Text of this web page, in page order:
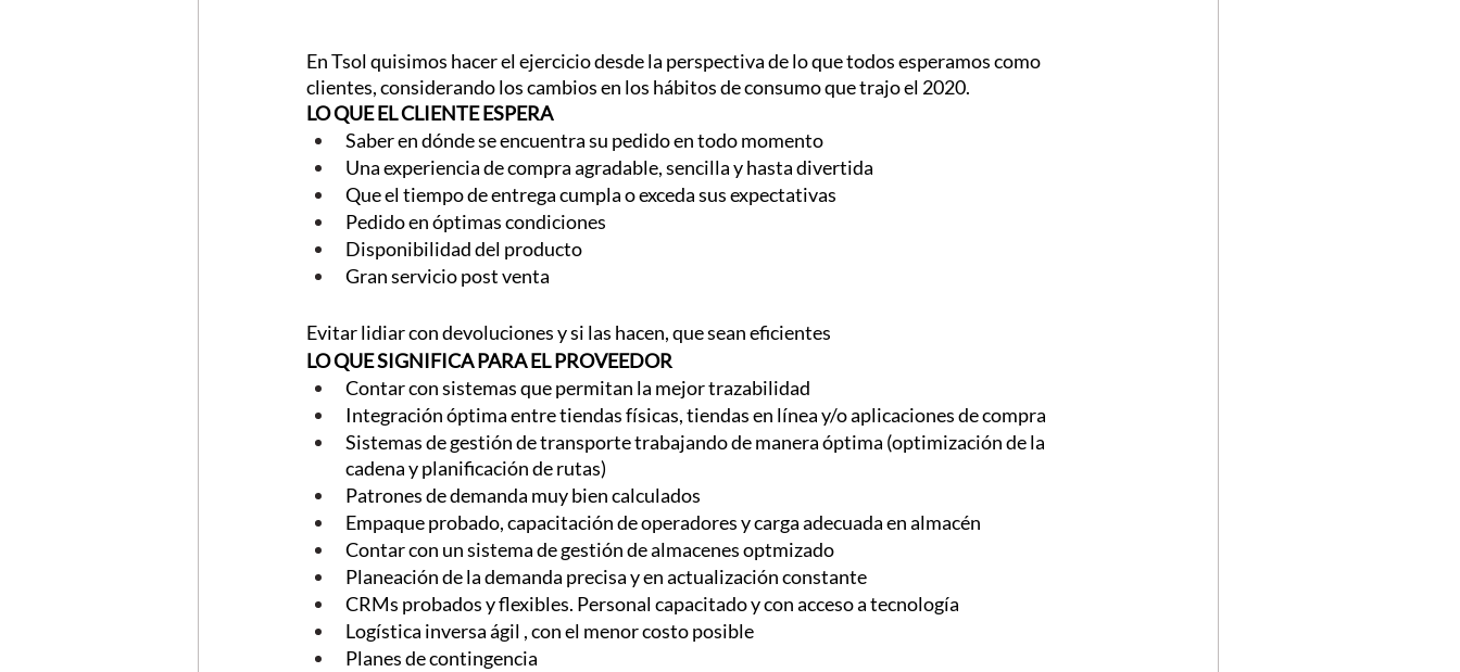
En Tsol quisimos hacer el ejercicio desde la perspectiva de lo que todos esperamos como
clientes, considerando los cambios en los hábitos de consumo que trajo el 2020.
LO QUE EL CLIENTE ESPERA
Saber en dónde se encuentra su pedido en todo momento
Una experiencia de compra agradable, sencilla y hasta divertida
Que el tiempo de entrega cumpla o exceda sus expectativas
Pedido en óptimas condiciones
Disponibilidad del producto
Gran servicio post venta
Evitar lidiar con devoluciones y si las hacen, que sean eficientes
LO QUE SIGNIFICA PARA EL PROVEEDOR
Contar con sistemas que permitan la mejor trazabilidad
Integración óptima entre tiendas físicas, tiendas en línea y/o aplicaciones de compra
Sistemas de gestión de transporte trabajando de manera óptima (optimización de la
cadena y planificación de rutas)
Patrones de demanda muy bien calculados
Empaque probado, capacitación de operadores y carga adecuada en almacén
Contar con un sistema de gestión de almacenes optmizado
Planeación de la demanda precisa y en actualización constante
CRMs probados y flexibles. Personal capacitado y con acceso a tecnología
Logística inversa ágil , con el menor costo posible
Planes de contingencia